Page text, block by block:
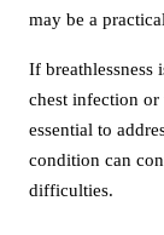
may be a
If breathlessness
chest infection
essential to
condition can
difficulties.